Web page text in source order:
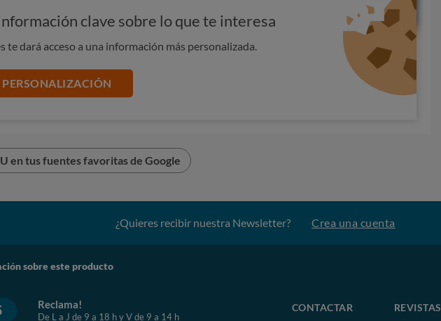
clave sobre lo que te interesa
te dará acceso a una información más personalizada.
en tus fuentes favoritas de Google
¿Quieres recibir nuestra Newsletter? Crea una cuenta
sobre este producto
Reclama!
De L a J de 9 a 18 h y V de 9 a 14 h
CONTACTAR REVISTAS